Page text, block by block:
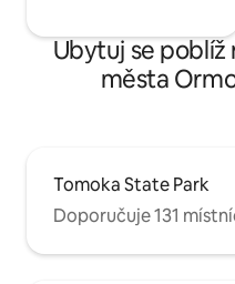
Ubytuj se
města
Tomoka State Park
Doporučuje 131